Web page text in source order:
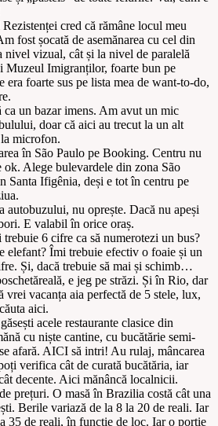
cred că rămâne locul meu
fost șocată de asemănarea cu cel din
nivel vizual, cât și la nivel de paralelă
Muzeul Imigranților, foarte bun pe
era foarte sus pe lista mea de want-to-do,
un bazar imens. Am avut un mic
doar că aici au trecut la un alt
microfon.
în São Paulo pe Booking. Centru nu
ok. Alege bulevardele din zona São
Santa Ifigênia, deși e tot în centru pe
autobuzului, nu oprește. Dacă nu apeși
E valabil în orice oraș.
6 cifre ca să numerotezi un bus?
elefant? Îmi trebuie efectiv o foaie și un
Și, dacă trebuie să mai și schimb…
e jeg pe străzi. Și în Rio, dar
vrei vacanța aia perfectă de 5 stele, lux,
aici.
acele restaurante clasice din
cu niște cantine, cu bucătărie semi-
afară. AICI să intri! Au rulaj, mâncarea
verifica cât de curată bucătăria, iar
decente. Aici mănâncă localnicii.
prețuri. O masă în Brazilia costă cât una
Berile variază de la 8 la 20 de reali. Iar
35 de reali, în funcție de loc. Iar o porție